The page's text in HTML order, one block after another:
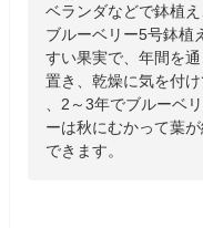
ベランダなどで鉢植
ブルーベリー5号鉢植
すい果実で、年間を
置き、乾燥に気を付
、2～3年でブルーベ
ーは秋にむかって葉
できます。